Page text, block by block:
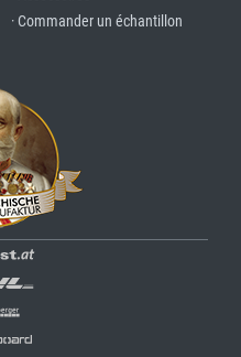
· Commander un échantillon